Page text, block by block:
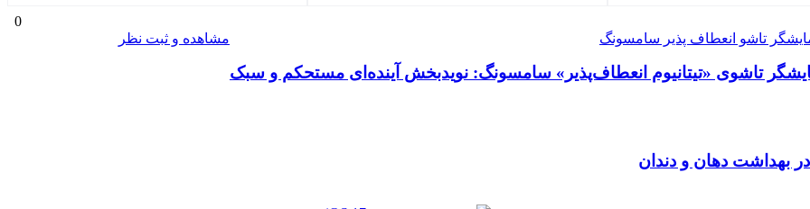
0
تاشوی «تیتانیوم انعطاف‌پذیر» سامسونگ: نویدبخش آینده‌ای مستحکم و سبک
بهداشت دهان و دندان
مشاهده و ثبت نظر